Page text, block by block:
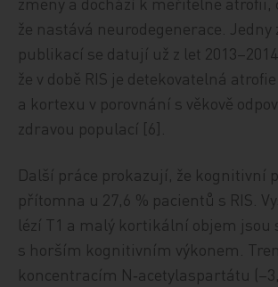
že nastává neurodegenerace. Jedny
publikací se datují už z let
že v době RIS je detekovatelná
a kortexu v porovnání s věkově
zdravou populací [6].
Další práce prokazují, že kognitivní
přítomna u 27,6 % pacientů s RIS.
lézí T1 a malý kortikální objem jsou
s horším kognitivním výkonem.
koncentracím N‑acetylaspartátu